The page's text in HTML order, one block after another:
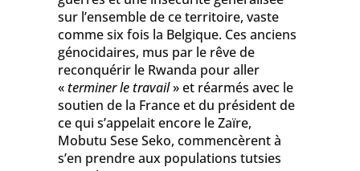
sur l’ensemble de ce territoire, vaste
comme six fois la Belgique. Ces anciens
génocidaires, mus par le rêve de
reconquérir le Rwanda pour aller
« terminer le travail» et réarmés avec le
soutien de la France et du président de
ce qui s’appelait encore le Zaïre,
Mobutu Sese Seko, commencèrent à
s’en prendre aux populations tutsies